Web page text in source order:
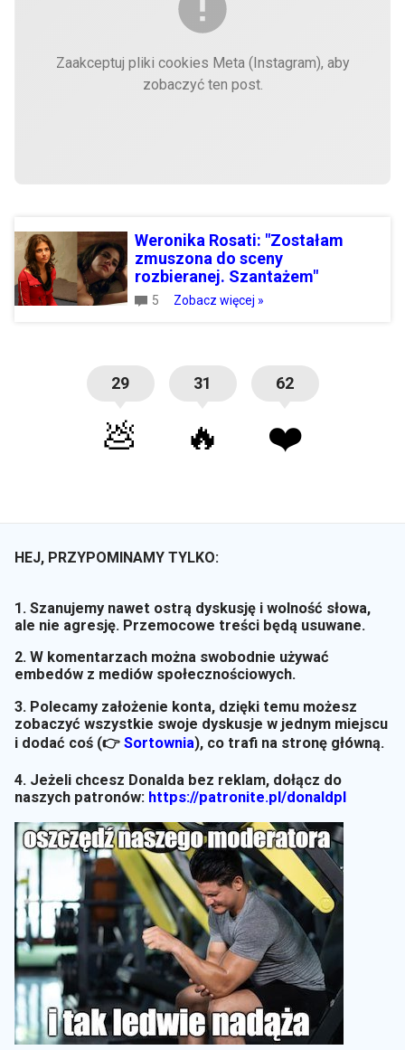
Zaakceptuj pliki cookies Meta (Instagram), aby
zobaczyć ten post.
Weronika Rosati: "Zostałam
zmuszona do sceny
rozbieranej. Szantażem"
5 Zobacz więcej »
29
💩
31
🔥
62
❤️
HEJ, PRZYPOMINAMY TYLKO:
1. Szanujemy nawet ostrą dyskusję i wolność słowa,
ale nie agresję. Przemocowe treści będą usuwane.
2. W komentarzach można swobodnie używać
embedów z mediów społecznościowych.
3. Polecamy założenie konta, dzięki temu możesz
zobaczyć wszystkie swoje dyskusje w jednym miejscu
i dodać coś (👉 Sortownia), co trafi na stronę główną.
4. Jeżeli chcesz Donalda bez reklam, dołącz do
naszych patronów: https://patronite.pl/donaldpl